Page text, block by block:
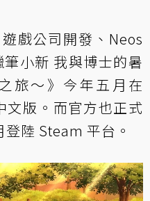
戲公司開發、Neos
小新 我與博士的暑
旅～》今年五月在
版。而官方也正式
陸 Steam 平台。